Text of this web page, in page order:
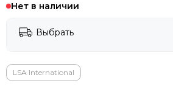
WArt
EMU
Vondom
Нет в наличии
Выбрать
LSA International